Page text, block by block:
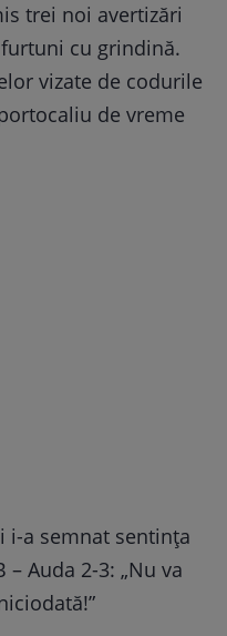
trei noi avertizări
cu grindină.
vizate de codurile
de vreme
i-a semnat sentința
– Auda 2-3: „Nu va